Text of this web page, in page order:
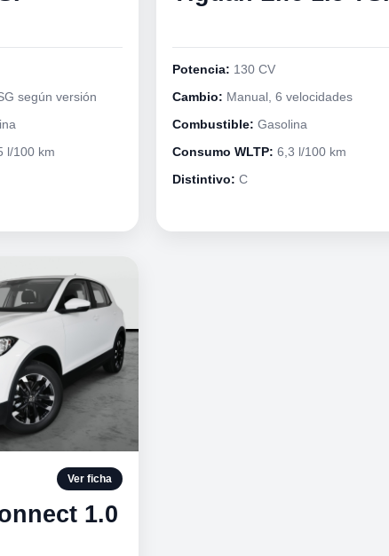
según versión
l/100 km
Potencia: 130 CV
Cambio: Manual, 6 velocidades
Combustible: Gasolina
Consumo WLTP: 6,3 l/100 km
Distintivo: C
Ver ficha
1.0